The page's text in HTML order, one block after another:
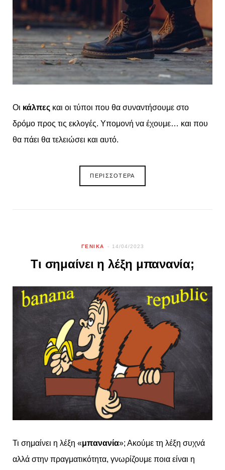
Οι κάλπες και οι τύποι που θα συναντήσουμε στο
δρόμο προς τις εκλογές. Υπομονή να έχουμε… και που
θα πάει θα τελειώσει και αυτό.
ΠΕΡΙΣΣΟΤΕΡΑ
ΓΕΝΙΚΑ 14/04/2023
Τι σημαίνει η λέξη μπανανία;
Τι σημαίνει η λέξη «μπανανία»; Ακούμε τη λέξη συχνά
αλλά στην πραγματικότητα, γνωρίζουμε ποια είναι η